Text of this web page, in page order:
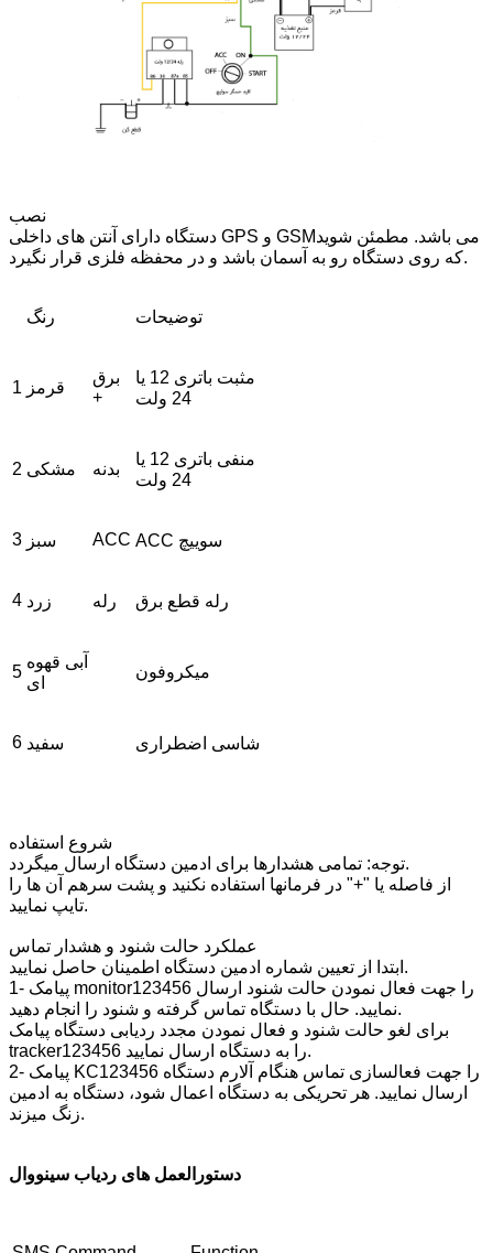
نصب
دستگاه دارای آنتن های داخلی GPS و GSMمی باشد. مطمئن شوید
که روی دستگاه رو به آسمان باشد و در محفظه فلزی قرار نگیرد.
رنگ توضیحات
1 قرمز
برق
+
مثبت باتری 12 یا
24 ولت
2 مشکی بدنه
منفی باتری 12 یا
24 ولت
3 سبز ACC ACC سوییچ
4 زرد رله رله قطع برق
5
آبی قهوه
ای
میکروفون
6 سفید شاسی اضطراری
شروع استفاده
توجه: تمامی هشدارها برای ادمین دستگاه ارسال میگردد.
از فاصله یا "+" در فرمانها استفاده نکنید و پشت سرهم آن ها را
تایپ نمایید.
عملکرد حالت شنود و هشدار تماس
ابتدا از تعیین شماره ادمین دستگاه اطمینان حاصل نمایید.
1- پیامک monitor123456 را جهت فعال نمودن حالت شنود ارسال
نمایید. حال با دستگاه تماس گرفته و شنود را انجام دهید.
برای لغو حالت شنود و فعال نمودن مجدد ردیابی دستگاه پیامک
tracker123456 را به دستگاه ارسال نمایید.
2- پیامک KC123456 را جهت فعالسازی تماس هنگام آلارم دستگاه
ارسال نمایید. هر تحریکی به دستگاه اعمال شود، دستگاه به ادمین
زنگ میزند.
دستورالعمل های ردیاب سینووال